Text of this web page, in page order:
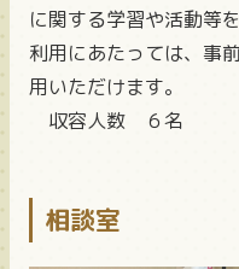
に関する学習や活動等
利用にあたっては、事
用いただけます。
収容人数 ６名
相談室